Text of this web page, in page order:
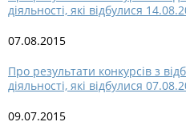
діяльності, які відбулися
07.08.2015
Про результати конкурсів з
діяльності, які відбулися
09.07.2015